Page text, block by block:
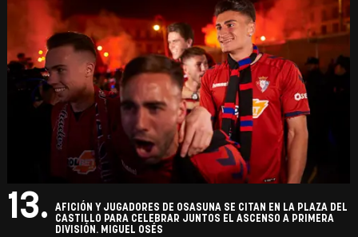
13.
AFICIÓN Y JUGADORES DE OSASUNA SE CITAN EN LA PLAZA DEL
CASTILLO PARA CELEBRAR JUNTOS EL ASCENSO A PRIMERA
DIVISIÓN. MIGUEL OSÉS